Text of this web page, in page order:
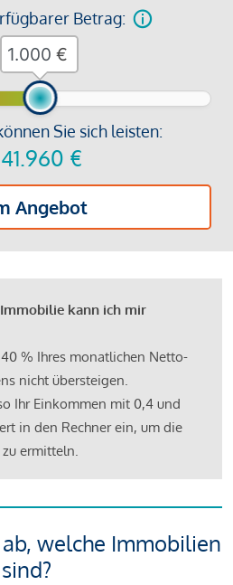
Betrag:
Sie sich leisten:
€
Angebot
€
kann ich mir
% Ihres monatlichen Netto-
nicht übersteigen.
Ihr Einkommen mit 0,4 und
in den Rechner ein, um die
ermitteln.
welche Immobilien